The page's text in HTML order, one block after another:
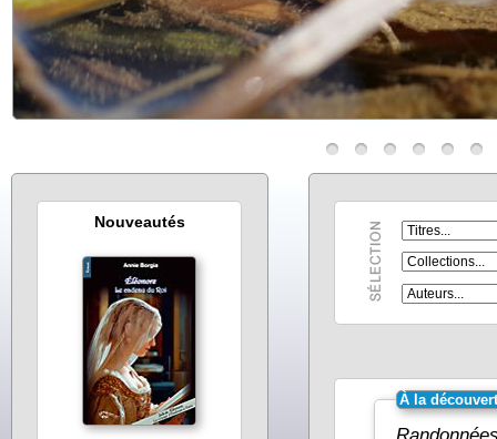
À la
Nouveautés